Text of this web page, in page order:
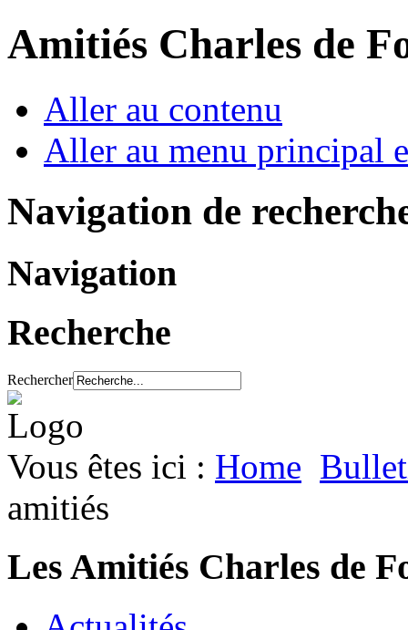
Amitiés Charles de
Aller au contenu
Aller au menu principal
Navigation de
Navigation
Recherche
Rechercher
Vous êtes ici : Home
amitiés
Les Amitiés Charles de